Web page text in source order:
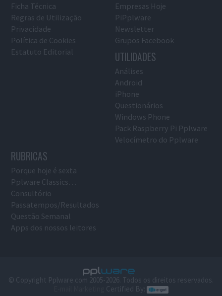
Ficha Técnica
Regras de Utilização
Privacidade
Política de Cookies
Estatuto Editorial
Empresas Hoje
PiPplware
Newsletter
Grupos Facebook
UTILIDADES
Análises
Android
iPhone
Questionários
Windows Phone
Pack Raspberry Pi Pplware
Velocímetro do Pplware
RUBRICAS
Porque hoje é sexta
Pplware Classics…
Consultório
Passatempos/Resultados
Questão Semanal
Apps dos nossos leitores
© Copyright Pplware.com 2005-2026. Todos os direitos reservados.
Certified By: